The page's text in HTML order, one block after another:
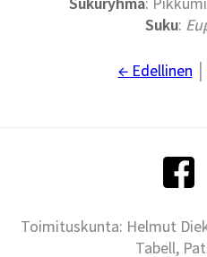
Suku:
← Edellinen
Toimituskunta: Helmut
Tabell,